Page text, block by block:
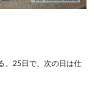
。25日で、次の日は仕